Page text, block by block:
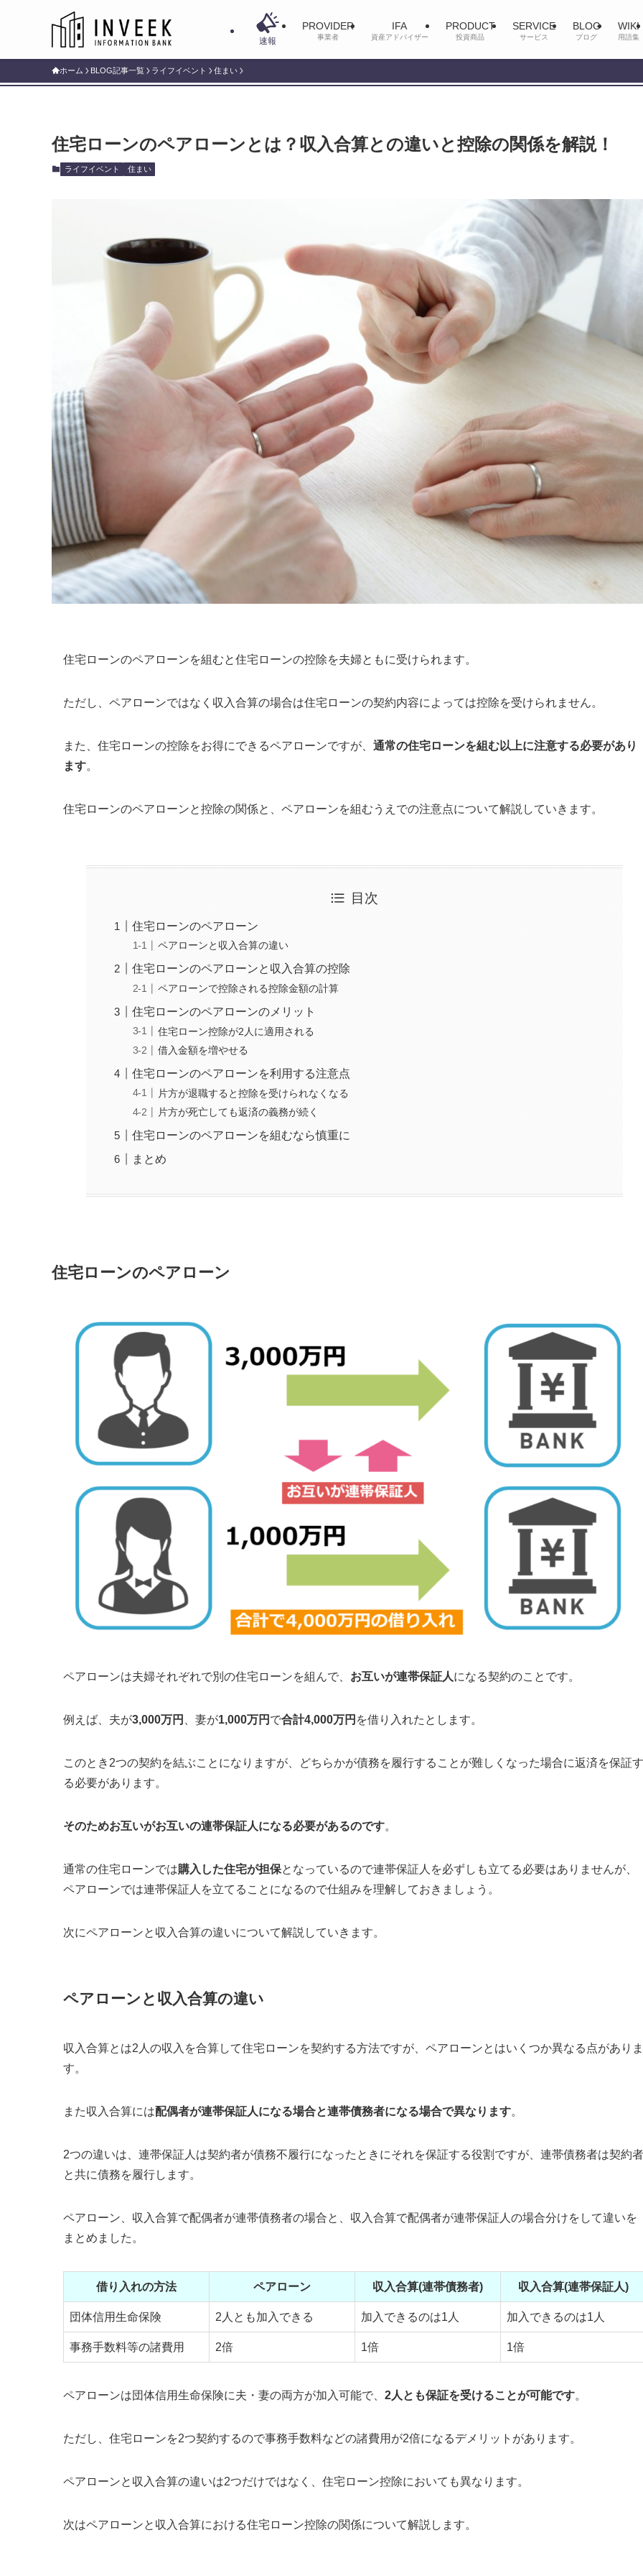
速報
PROVIDER
事業者
IFA
資産アドバイザー
PRODUCT
投資商品
SERVICE
サービス
BLOG
ブログ
WIKI
用語集
ホーム BLOG記事一覧 ライフイベント 住まい
住宅ローンのペアローンとは？収入合算との違いと控除の関係を解説！
ライフイベント 住まい
住宅ローンのペアローンを組むと住宅ローンの控除を夫婦ともに受けられます。
ただし、ペアローンではなく収入合算の場合は住宅ローンの契約内容によっては控除を受けられません。
また、住宅ローンの控除をお得にできるペアローンですが、 通常の住宅ローンを組む以上に注意する必要があり
ます。
住宅ローンのペアローンと控除の関係と、ペアローンを組むうえでの注意点について解説していきます。
目次
住宅ローンのペアローン
ペアローンと収入合算の違い
住宅ローンのペアローンと収入合算の控除
ペアローンで控除される控除金額の計算
住宅ローンのペアローンのメリット
住宅ローン控除が2人に適用される
借入金額を増やせる
住宅ローンのペアローンを利用する注意点
片方が退職すると控除を受けられなくなる
片方が死亡しても返済の義務が続く
住宅ローンのペアローンを組むなら慎重に
まとめ
住宅ローンのペアローン
ペアローンは夫婦それぞれで別の住宅ローンを組んで、 お互いが連帯保証人になる契約のことです。
例えば、夫が3,000万円 、妻が1,000万円 で合計4,000万円 を借り入れたとします。
このとき2つの契約を結ぶことになりますが、
どちらかが債務を履行することが難しくなった場合に返済を保証す
る必要があります。
そのためお互いがお互いの連帯保証人になる必要があるのです。
通常の住宅ローンでは購入した住宅が担保となっているので連帯保証人を必ずしも立てる必要はありませんが、
ペアローンでは連帯保証人を立てることになるので仕組みを理解しておきましょう。
次にペアローンと収入合算の違いについて解説していきます。
ペアローンと収入合算の違い
収入合算とは2人の収入を合算して住宅ローンを契約する方法ですが、ペアローンとはいくつか異なる点がありま
す。
また収入合算には配偶者が連帯保証人になる場合と連帯債務者になる場合で異なります。
2つの違いは、連帯保証人は契約者が債務不履行になったときにそれを保証する役割ですが、連帯債務者は契約者
と共に債務を履行します。
ペアローン、収入合算で配偶者が連帯債務者の場合と、収入合算で配偶者が連帯保証人の場合分けをして違いを
まとめました。
借り入れの方法 ペアローン 収入合算(連帯債務者) 収入合算(連帯保証人)
団体信用生命保険 2人とも加入できる 加入できるのは1人 加入できるのは1人
事務手数料等の諸費用 2倍 1倍 1倍
ペアローンは団体信用生命保険に夫・妻の両方が加入可能で、 2人とも保証を受けることが可能です。
ただし、住宅ローンを2つ契約するので事務手数料などの諸費用が2倍になるデメリットがあります。
ペアローンと収入合算の違いは2つだけではなく、住宅ローン控除においても異なります。
次はペアローンと収入合算における住宅ローン控除の関係について解説します。